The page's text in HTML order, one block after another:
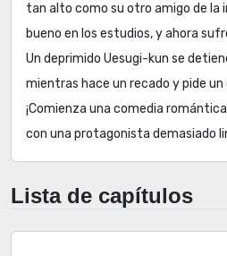
tan alto como su otro amigo de la
bueno en los estudios, y ahora
Un deprimido Uesugi-kun se
mientras hace un recado y pide un
¡Comienza una comedia
con una protagonista demasiado
Lista de capítulos